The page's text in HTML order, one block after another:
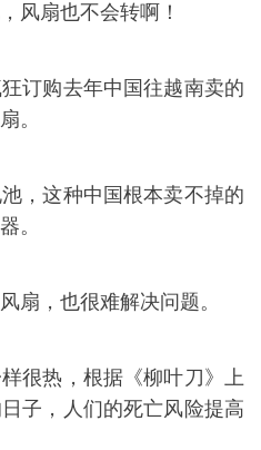
风扇也不会转啊！
订购去年中国往越南卖的
。
，这种中国根本卖不掉的
。
扇，也很难解决问题。
很热，根据《柳叶刀》上
子，人们的死亡风险提高